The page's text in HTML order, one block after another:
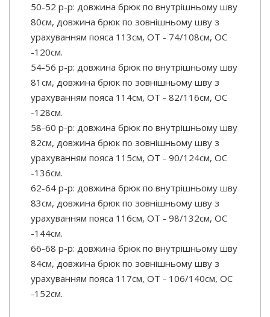
50-52 р-р: довжина брюк по внутрішньому шву
80см, довжина брюк по зовнішньому шву з
урахуванням пояса 113см, ОТ - 74/108см, OC
-120см.
54-56 р-р: довжина брюк по внутрішньому шву
81см, довжина брюк по зовнішньому шву з
урахуванням пояса 114см, ОТ - 82/116см, OC
-128см.
58-60 р-р: довжина брюк по внутрішньому шву
82см, довжина брюк по зовнішньому шву з
урахуванням пояса 115см, ОТ - 90/124см, OC
-136см.
62-64 р-р: довжина брюк по внутрішньому шву
83см, довжина брюк по зовнішньому шву з
урахуванням пояса 116см, ОТ - 98/132см, OC
-144см.
66-68 р-р: довжина брюк по внутрішньому шву
84см, довжина брюк по зовнішньому шву з
урахуванням пояса 117см, ОТ - 106/140см, OC
-152см.